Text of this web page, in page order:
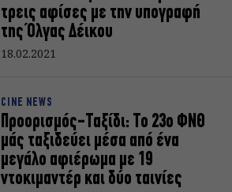
τρεις αφίσες με την υπογραφή
της Όλγας Δέικου
18.02.2021
CINE NEWS
Προορισμός-Ταξίδι: Το 23ο ΦΝΘ
μάς ταξιδεύει μέσα από ένα
μεγάλο αφιέρωμα με 19
ντοκιμαντέρ και δύο ταινίες